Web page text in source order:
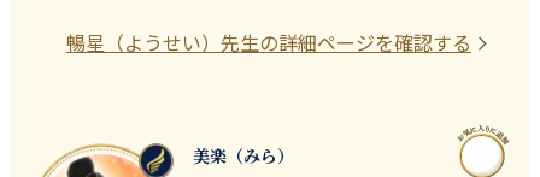
暢星（ようせい） 先生の詳細ページを確認する
美楽（みら）